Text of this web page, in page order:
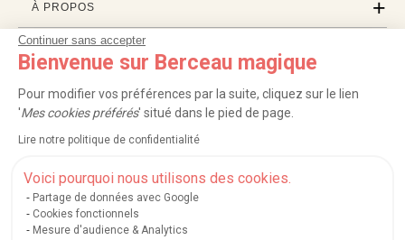
Continuer sans accepter
Bienvenue sur Berceau magique
Pour modifier vos préférences par la suite, cliquez sur le lien
'Mes cookies préférés' situé dans le pied de page.
Lire notre politique de confidentialité
Voici pourquoi nous utilisons des cookies.
Partage de données avec Google
Cookies fonctionnels
Mesure d'audience & Analytics
À PROPOS
PROFESSIONNELS
LISTES CADEAUX
Service après-vente| FAQ |Rappels de produits|Protection des données
Mentions légales et crédits Conditions générales de ventes
Nos moyens de paiement sécurisés